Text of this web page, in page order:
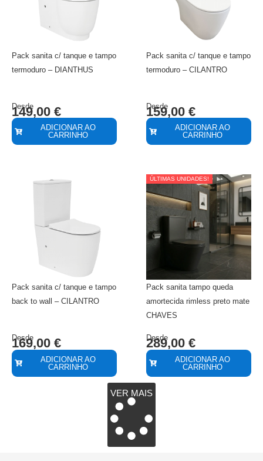
Pack sanita c/ tanque e tampo
termoduro – DIANTHUS
ADICIONAR AO
CARRINHO
Desde
149,00 €
Pack sanita c/ tanque e tampo
termoduro – CILANTRO
ADICIONAR AO
CARRINHO
Desde
159,00 €
Pack sanita c/ tanque e tampo
back to wall – CILANTRO
ADICIONAR AO
CARRINHO
Desde
169,00 €
ÚLTIMAS UNIDADES!
Pack sanita tampo queda
amortecida rimless preto mate
CHAVES
ADICIONAR AO
CARRINHO
Desde
289,00 €
VER MAIS